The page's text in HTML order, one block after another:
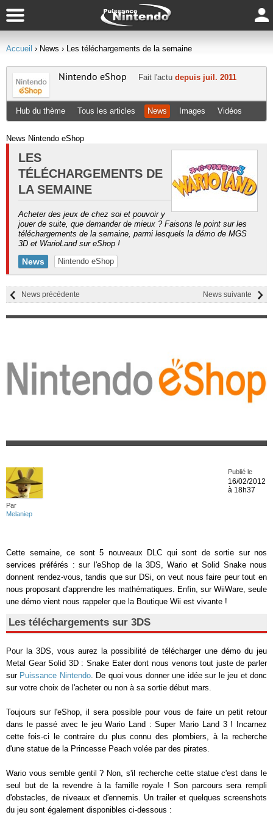
Accueil › News › Les téléchargements de la semaine
Nintendo eShop Fait l'actu depuis juil. 2011
Hub du thème Tous les articles News Images Vidéos
News Nintendo eShop
LES
TÉLÉCHARGEMENTS DE
LA SEMAINE
Acheter des jeux de chez soi et pouvoir y
jouer de suite, que demander de mieux ? Faisons le point sur les
téléchargements de la semaine, parmi lesquels la démo de MGS
3D et WarioLand sur eShop !
News Nintendo eShop
News suivante
News précédente
Par
Melaniep
Publié le
16/02/2012
à 18h37
Cette semaine, ce sont 5 nouveaux DLC qui sont de sortie sur nos
services préférés : sur l'eShop de la 3DS, Wario et Solid Snake nous
donnent rendez-vous, tandis que sur DSi, on veut nous faire peur tout en
nous proposant d'apprendre les mathématiques. Enfin, sur WiiWare, seule
une démo vient nous rappeler que la Boutique Wii est vivante !
Les téléchargements sur 3DS
Pour la 3DS, vous aurez la possibilité de télécharger une démo du jeu
Metal Gear Solid 3D : Snake Eater dont nous venons tout juste de parler
sur Puissance Nintendo. De quoi vous donner une idée sur le jeu et donc
sur votre choix de l'acheter ou non à sa sortie début mars.
Toujours sur l'eShop, il sera possible pour vous de faire un petit retour
dans le passé avec le jeu Wario Land : Super Mario Land 3 ! Incarnez
cette fois-ci le contraire du plus connu des plombiers, à la recherche
d'une statue de la Princesse Peach volée par des pirates.
Wario vous semble gentil ? Non, s'il recherche cette statue c'est dans le
seul but de la revendre à la famille royale ! Son parcours sera rempli
d'obstacles, de niveaux et d'ennemis. Un trailer et quelques screenshots
du jeu sont également disponibles ci-dessous :